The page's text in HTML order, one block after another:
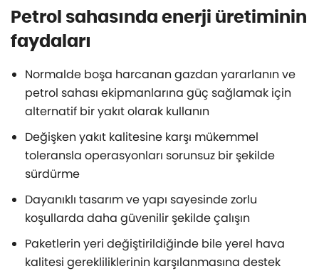
Petrol sahasında enerji üretiminin
faydaları
Normalde boşa harcanan gazdan yararlanın ve
petrol sahası ekipmanlarına güç sağlamak için
alternatif bir yakıt olarak kullanın
Değişken yakıt kalitesine karşı mükemmel
toleransla operasyonları sorunsuz bir şekilde
sürdürme
Dayanıklı tasarım ve yapı sayesinde zorlu
koşullarda daha güvenilir şekilde çalışın
Paketlerin yeri değiştirildiğinde bile yerel hava
kalitesi gerekliliklerinin karşılanmasına destek